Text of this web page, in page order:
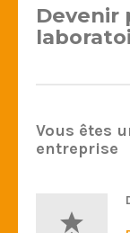
Devenir
Vous êtes
entreprise